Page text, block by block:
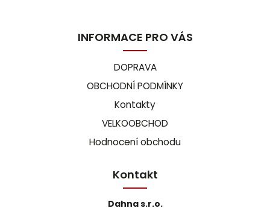
INFORMACE PRO VÁS
DOPRAVA
OBCHODNÍ PODMÍNKY
Kontakty
VELKOOBCHOD
Hodnocení obchodu
Kontakt
Dahna s.r.o.